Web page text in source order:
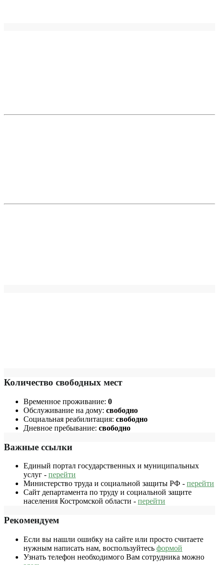
Количество свободных мест
Временное проживание: 0
Обслуживание на дому: свободно
Социальная реабилитация: свободно
Дневное пребывание: свободно
Важные ссылки
Единый портал государственных и муниципальных
услуг - перейти
Министерство труда и социальной защиты РФ - перейти
Сайт департамента по труду и социальной защите
населения Костромской области - перейти
Рекомендуем
Если вы нашли ошибку на сайте или просто считаете
нужным написать нам, воспользуйтесь формой
Узнать телефон необходимого Вам сотрудника можно